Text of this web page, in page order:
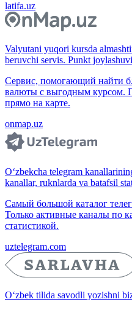
latifa.uz
Valyutani yuqori kursda
beruvchi servis. Punkt
Сервис, помогающий найти
валюты с выгодным курсом.
прямо на карте.
onmap.uz
O‘zbekcha telegram
kanallar, ruknlarda va batafsil
Самый большой каталог
Только активные каналы по
статистикой.
uztelegram.com
O‘zbek tilida savodli yozishni